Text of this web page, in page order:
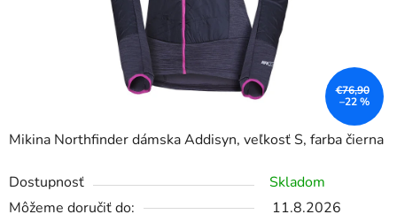
Mikina Northfinder dámska Addisyn, veľkosť S, farba čierna
Dostupnosť
Skladom
Môžeme doručiť do:
11.8.2026
€76,90
–22 %